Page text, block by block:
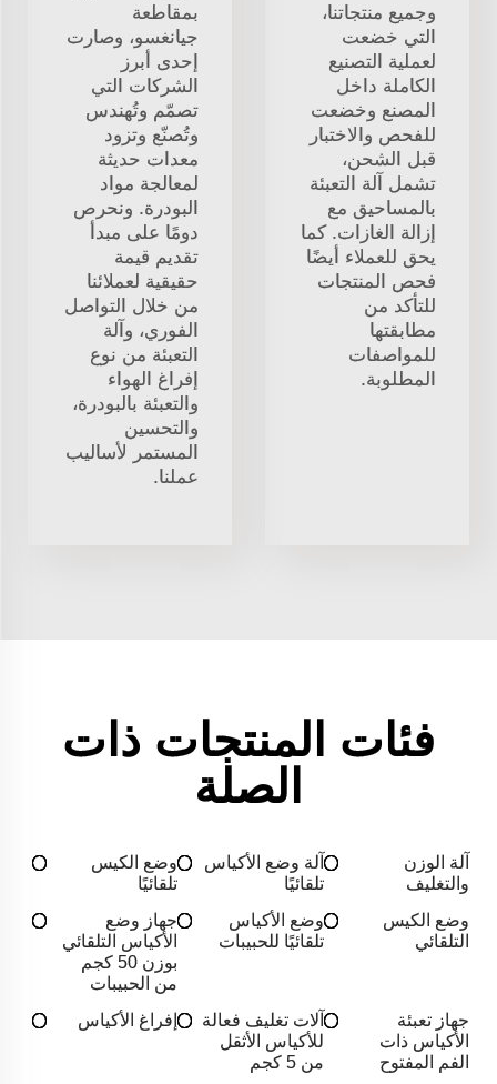
وجميع منتجاتنا،
التي خضعت
لعملية التصنيع
الكاملة داخل
المصنع وخضعت
للفحص والاختبار
قبل الشحن،
تشمل آلة التعبئة
بالمساحيق مع
إزالة الغازات. كما
يحق للعملاء أيضًا
فحص المنتجات
للتأكد من
مطابقتها
للمواصفات
المطلوبة.
بمقاطعة
جيانغسو، وصارت
إحدى أبرز
الشركات التي
تصمّم وتُهندس
وتُصنّع وتزود
معدات حديثة
لمعالجة مواد
البودرة. ونحرص
دومًا على مبدأ
تقديم قيمة
حقيقية لعملائنا
من خلال التواصل
الفوري، وآلة
التعبئة من نوع
إفراغ الهواء
والتعبئة بالبودرة،
والتحسين
المستمر لأساليب
عملنا.
فئات المنتجات ذات
الصلة
آلة الوزن
والتغليف
آلة وضع الأكياس
تلقائيًا
وضع الكيس
تلقائيًا
وضع الكيس
التلقائي
وضع الأكياس
تلقائيًا للحبيبات
جهاز وضع
الأكياس التلقائي
بوزن 50 كجم
من الحبيبات
جهاز تعبئة
الأكياس ذات
الفم المفتوح
آلات تغليف فعالة
للأكياس الأثقل
من 5 كجم
إفراغ الأكياس